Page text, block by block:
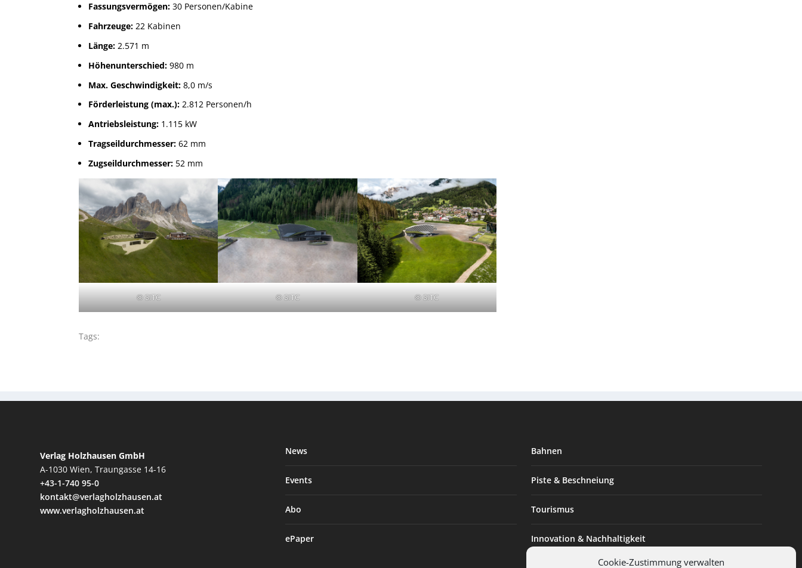
Cookie-Zustimmung verwalten
Fassungsvermögen: 30 Personen/Kabine
Fahrzeuge: 22 Kabinen
Länge: 2.571 m
Höhenunterschied: 980 m
Max. Geschwindigkeit: 8,0 m/s
Förderleistung (max.): 2.812 Personen/h
Antriebsleistung: 1.115 kW
Tragseildurchmesser: 62 mm
Zugseildurchmesser: 52 mm
© SITC © SITC © SITC
Tags:
Verlag Holzhausen GmbH
A-1030 Wien, Traungasse 14-16
+43-1-740 95-0
kontakt@verlagholzhausen.at
www.verlagholzhausen.at
News
Events
Abo
ePaper
Bahnen
Piste & Beschneiung
Tourismus
Innovation & Nachhaltigkeit